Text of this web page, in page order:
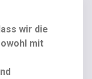
wir die
mit